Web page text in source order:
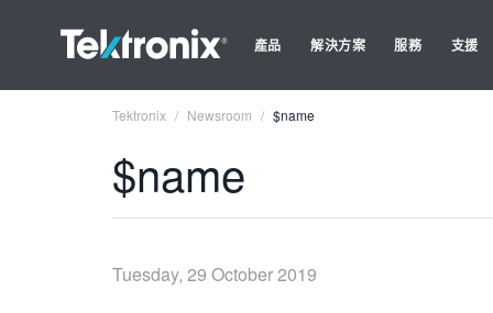
產品 解決方案 服務 支援
Tektronix Newsroom $name
$name
Tuesday, 29 October 2019